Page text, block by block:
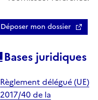
Déposer mon dossier
Bases juridiques
Règlement délégué (UE)
2017/40 de la